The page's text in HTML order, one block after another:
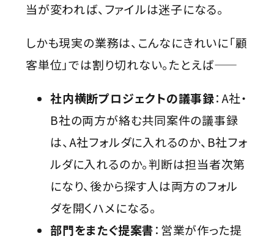
当が変われば、ファイルは迷子になる。
しかも現実の業務は、こんなにきれいに「顧
客単位」では割り切れない。たとえば——
社内横断プロジェクトの議事録：A社・
B社の両方が絡む共同案件の議事録
は、A社フォルダに入れるのか、B社フォ
ルダに入れるのか。判断は担当者次第
になり、後から探す人は両方のフォル
ダを開くハメになる。
部門をまたぐ提案書：営業が作った提